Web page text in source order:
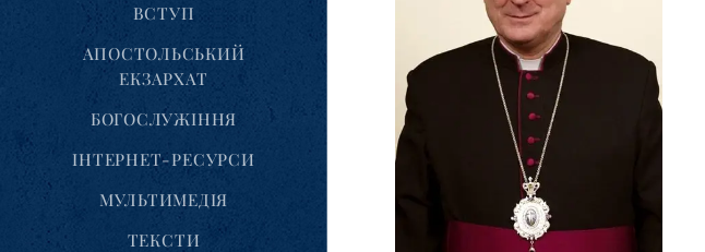
ВСТУП
АПОСТОЛЬСЬКИЙ
ЕКЗАРХАТ
БОГОСЛУЖІННЯ
ІНТЕРНЕТ-РЕСУРСИ
МУЛЬТИМЕДІЯ
ТЕКСТИ